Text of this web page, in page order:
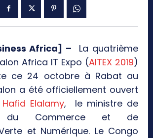
Africa] – La quatrième
Africa IT Expo (AITEX 2019)
ce 24 octobre à Rabat au
a été officiellement ouvert
Elalamy, le ministre de
du Commerce et de
et Numérique. Le Congo